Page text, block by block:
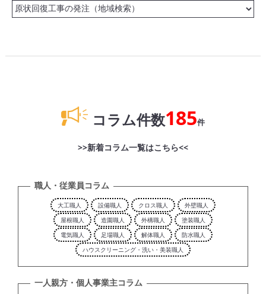
コラム件数185件
>>新着コラム一覧はこちら<<
職人・従業員コラム
大工職人 設備職人 クロス職人
外壁職人
屋根職人
造園職人 外構職人
塗装職人
電気職人
足場職人 解体職人
防水職人
ハウスクリーニング・洗い・美装職人
一人親方・個人事業主コラム